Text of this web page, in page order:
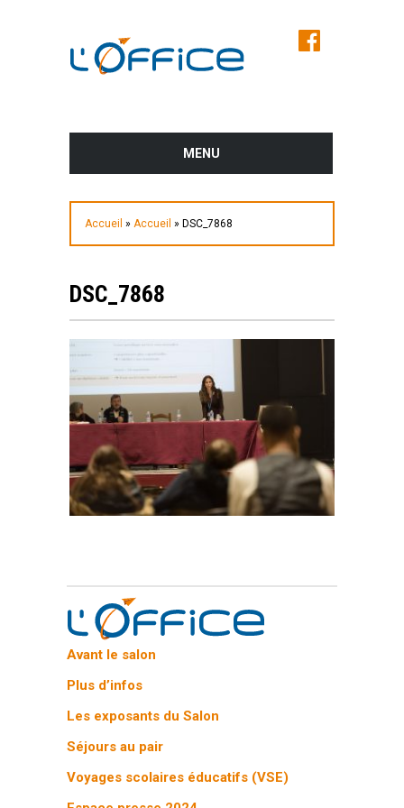
MENU
DES ATELIERS
LES EXPOSANTS DU SALON
Accueil »Accueil » DSC_7868
DSC_7868
Avant le salon
Plus d’infos
Les exposants du Salon
Séjours au pair
Voyages scolaires éducatifs (VSE)